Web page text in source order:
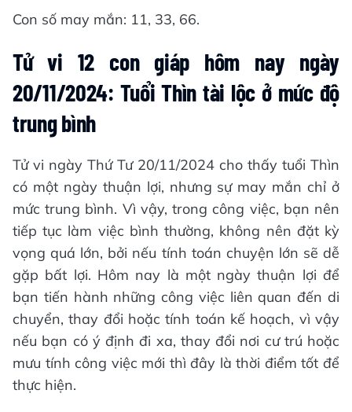
Con số may mắn: 11, 33, 66.
Tử vi 12 con giáp hôm nay ngày
20/11/2024: Tuổi Thìn tài lộc ở mức độ
trung bình
Tử vi ngày Thứ Tư 20/11/2024 cho thấy tuổi Thìn
có một ngày thuận lợi, nhưng sự may mắn chỉ ở
mức trung bình. Vì vậy, trong công việc, bạn nên
tiếp tục làm việc bình thường, không nên đặt kỳ
vọng quá lớn, bởi nếu tính toán chuyện lớn sẽ dễ
gặp bất lợi. Hôm nay là một ngày thuận lợi để
bạn tiến hành những công việc liên quan đến di
chuyển, thay đổi hoặc tính toán kế hoạch, vì vậy
nếu bạn có ý định đi xa, thay đổi nơi cư trú hoặc
mưu tính công việc mới thì đây là thời điểm tốt để
thực hiện.